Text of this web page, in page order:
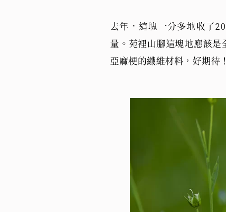
去年，這塊一分多地收了
量。苑裡山腳這塊地應該
亞麻梗的纖維材料，好期待！